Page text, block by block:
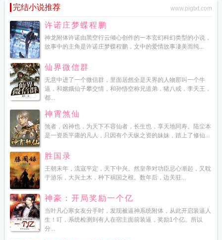
完结小说推荐 www.pigtxt.com
许诺庄梦蝶程鹏
神龙附体许诺由黑空行云倾心创作的一本玄幻科幻类型的小说，
故事中的主角是许诺庄梦蝶程鹏，文中的爱情故事凄美而纯...
仙界微信群
无意中进了一个微信群，里面居然全是天界的人物那叫一个牛
逼，和嫦娥仙子攀交情，和孙悟空称兄道弟，猪八戒，李天王，
都...
神霄煞仙
煞者，凶神也，为天下不容仙者，长生也，享天地同寿。陆尘本
是一资质平庸的凡人，只因有个天纵之资的妹妹，踏上了修仙...
胜国录
王朝末年，流寇平定，天下中兴。然皇帝对功臣忌心渐起，又耽
于游乐，大兴土木，种下祸国之根。数年后，边关驻...
神豪：开局奖励一个亿
当叶凡心寒女友分手时，发现被逼神系统附体，从此开启装逼人
生！叮，系统检测到有人在宿主面前装逼，奖励1个亿。所以
分...